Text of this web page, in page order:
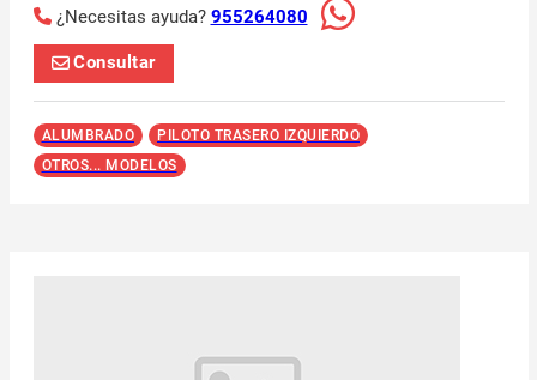
¿Necesitas ayuda? 955264080
Consultar
ALUMBRADO
PILOTO TRASERO IZQUIERDO
OTROS... MODELOS